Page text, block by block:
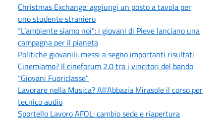
Christmas Exchange: aggiungi un posto a tavola per
uno studente straniero
“L’ambiente siamo noi”: i giovani di Pieve lanciano una
campagna per il pianeta
Politiche giovanili: messi a segno importanti risultati
Cinemiamo? Il cineforum 2.0 tra i vincitori del bando
“Giovani Fuoriclasse”
Lavorare nella Musica? All'Abbazia Mirasole il corso per
tecnico audio
Sportello Lavoro AFOL: cambio sede e riapertura